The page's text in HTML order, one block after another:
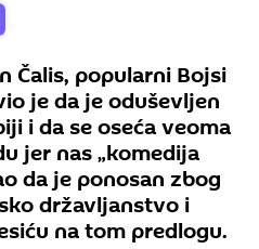
Čalis, popularni Bojsi
je da je oduševljen
i da se oseća veoma
jer nas „komedija
da je ponosan zbog
državljanstvo i
na tom predlogu.